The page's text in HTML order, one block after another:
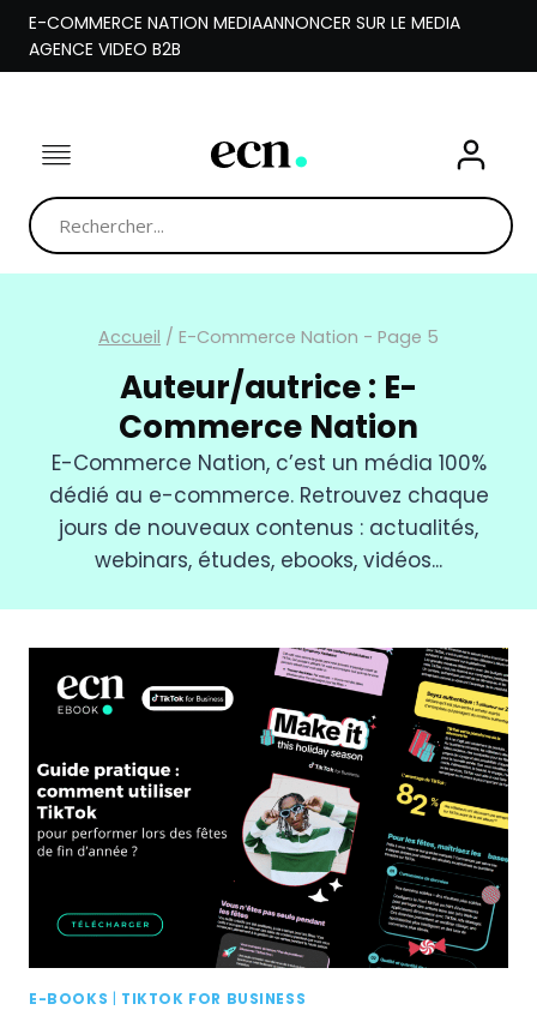
Aller
contenu
E-COMMERCE NATION MEDIAANNONCER SUR LE MEDIA
AGENCE VIDEO B2B
Accueil / E-Commerce Nation - Page 5
Auteur/autrice : E-
Commerce Nation
E-Commerce Nation, c’est un média 100%
dédié au e-commerce. Retrouvez chaque
jours de nouveaux contenus : actualités,
webinars, études, ebooks, vidéos...
E-BOOKS TIKTOK FOR BUSINESS